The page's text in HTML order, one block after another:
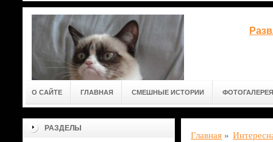
О САЙТЕ ГЛАВНАЯ СМЕШНЫЕ ИСТОРИИ ФОТОГАЛЕРЕЯ
РАЗДЕЛЫ
Главная »